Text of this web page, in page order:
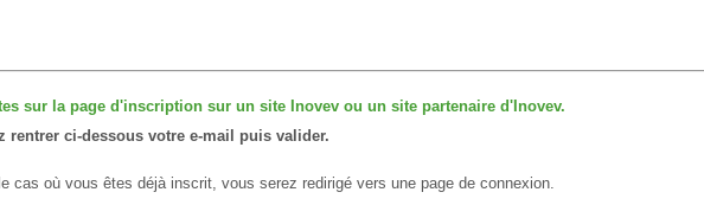
sur la page d'inscription sur un site Inovev ou un site partenaire d'Inovev.
rentrer ci-dessous votre e-mail puis valider.
cas où vous êtes déjà inscrit, vous serez redirigé vers une page de connexion.